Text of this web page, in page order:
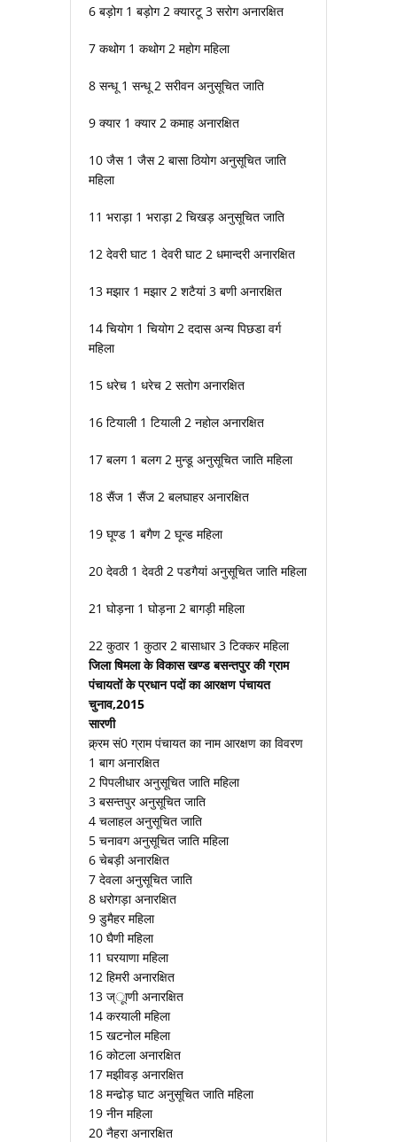
6 बड़ोग 1 बड़ोग 2 क्यारटू 3 सरोग अनारक्षित
7 कथोग 1 कथोग 2 महोग महिला
8 सन्धू 1 सन्धू 2 सरीवन अनुसूचित जाति
9 क्यार 1 क्यार 2 कमाह अनारक्षित
10 जैस 1 जैस 2 बासा ठियोग अनुसूचित जाति
महिला
11 भराड़ा 1 भराड़ा 2 चिखड़ अनुसूचित जाति
12 देवरी घाट 1 देवरी घाट 2 धमान्दरी अनारक्षित
13 मझार 1 मझार 2 शटैयां 3 बणी अनारक्षित
14 चियोग 1 चियोग 2 ददास अन्य पिछडा वर्ग
महिला
15 धरेच 1 धरेच 2 सतोग अनारक्षित
16 टियाली 1 टियाली 2 नहोल अनारक्षित
17 बलग 1 बलग 2 मुन्डू अनुसूचित जाति महिला
18 सैंज 1 सैंज 2 बलघाहर अनारक्षित
19 घूण्ड 1 बगैण 2 घून्ड महिला
20 देवठी 1 देवठी 2 पडगैयां अनुसूचित जाति महिला
21 घोड़ना 1 घोड़ना 2 बागड़ी महिला
22 कुठार 1 कुठार 2 बासाधार 3 टिक्कर महिला
जिला षिमला के विकास खण्ड बसन्तपुर की ग्राम
पंचायतों के प्रधान पदों का आरक्षण पंचायत
चुनाव,2015
सारणी
क्र्रम सं0 ग्राम पंचायत का नाम आरक्षण का विवरण
1 बाग अनारक्षित
2 पिपलीधार अनुसूचित जाति महिला
3 बसन्तपुर अनुसूचित जाति
4 चलाहल अनुसूचित जाति
5 चनावग अनुसूचित जाति महिला
6 चेबड़ी अनारक्षित
7 देवला अनुसूचित जाति
8 धरोगड़ा अनारक्षित
9 डुमैहर महिला
10 घैणी महिला
11 घरयाणा महिला
12 हिमरी अनारक्षित
13 ज्ूाणी अनारक्षित
14 करयाली महिला
15 खटनोल महिला
16 कोटला अनारक्षित
17 मझीवड़ अनारक्षित
18 मन्ढोड़ घाट अनुसूचित जाति महिला
19 नीन महिला
20 नैहरा अनारक्षित